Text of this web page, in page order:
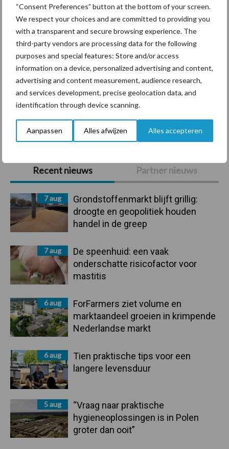
“Consent Preferences” button at the bottom of your screen.
We respect your choices and are committed to providing you
with a transparent and secure browsing experience. The
third-party vendors are processing data for the following
purposes and special features: Store and/or access
information on a device, personalized advertising and content,
advertising and content measurement, audience research,
and services development, precise geolocation data, and
identification through device scanning.
Aanpassen Alles afwijzen Alles accepteren
Primaire
Sidebar
Recent nieuws Partner nieuws
7 aug
Grondstoffenmarkt blijft grillig:
droogte en geopolitiek houden
handel in de greep
7 aug
De speenhuid: een vaak
onderschatte risicofactor voor
mastitis
6 aug
ForFarmers ziet volume en
marktaandeel groeien in krimpende
Nederlandse markt
6 aug
Tien praktische tips voor een
langere levensduur
5 aug
“Vraag naar praktische
hygieneoplossingen is in Polen
groter dan ooit”
Derogatie Fosfaatrechten
Toon meer